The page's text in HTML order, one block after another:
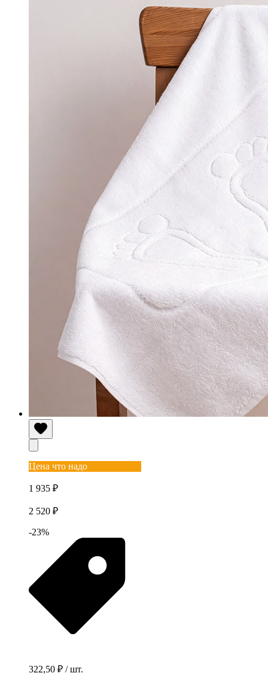
Цена что надо
1 935 ₽
2 520 ₽
-23%
322,50 ₽ / шт.